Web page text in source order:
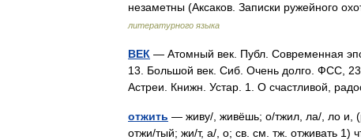
незаметны (Аксаков. Записки ружейного
литературного языка
ВЕК — Атомный век. Публ. Современная
13. Большой век. Сиб. Очень долго. ФСС,
Астреи. Книжн. Устар. 1. О счастливой,
отжить — живу/, живёшь; о/тжил, ла/, ло и,
отжи/тый; жи/т, а/, о; св. см. тж. отживать